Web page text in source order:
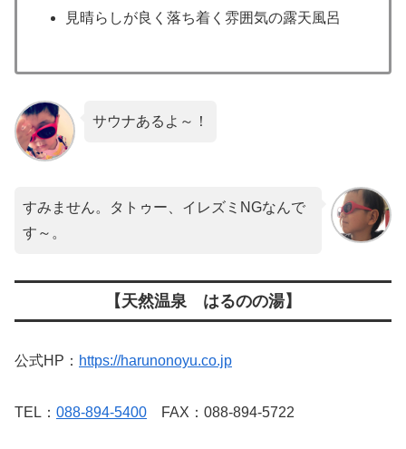
見晴らしが良く落ち着く雰囲気の露天風呂
サウナあるよ～！
すみません。タトゥー、イレズミNGなんで
す～。
【天然温泉 はるのの湯】
公式HP： https://harunonoyu.co.jp
TEL： 088-894-5400 FAX：088-894-5722